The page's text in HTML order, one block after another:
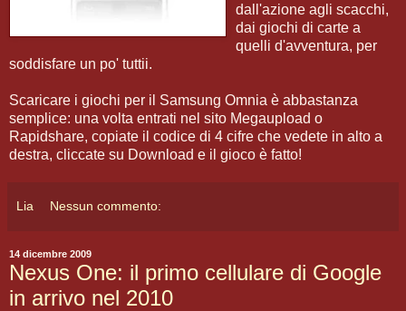
dall'azione agli scacchi,
dai giochi di carte a
quelli d'avventura, per
soddisfare un po' tuttii.
Scaricare i giochi per il Samsung Omnia è abbastanza
semplice: una volta entrati nel sito Megaupload o
Rapidshare, copiate il codice di 4 cifre che vedete in alto a
destra, cliccate su Download e il gioco è fatto!
Lia Nessun commento:
14 dicembre 2009
Nexus One: il primo cellulare di Google
in arrivo nel 2010